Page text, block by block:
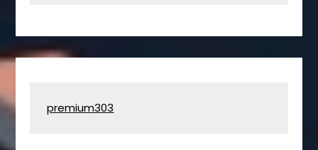
premium303